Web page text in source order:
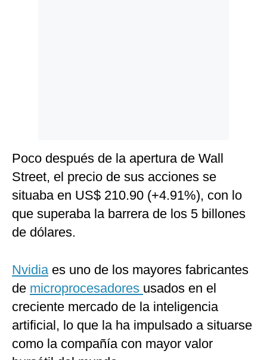
Poco después de la apertura de Wall
Street, el precio de sus acciones se
situaba en US$ 210.90 (+4.91%), con lo
que superaba la barrera de los 5 billones
de dólares.
Nvidiaes uno de los mayores fabricantes
de microprocesadores usados en el
creciente mercado de la inteligencia
artificial, lo que la ha impulsado a situarse
como la compañía con mayor valor